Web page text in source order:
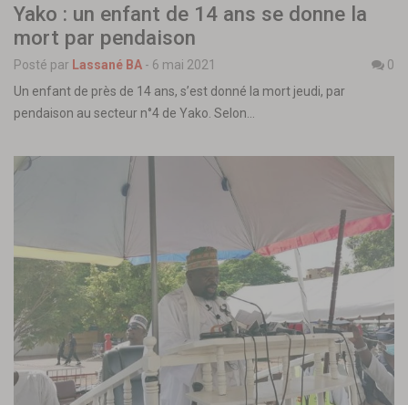
Yako : un enfant de 14 ans se donne la
mort par pendaison
Posté par Lassané BA - 6 mai 2021
0
Un enfant de près de 14 ans, s’est donné la mort jeudi, par
pendaison au secteur n°4 de Yako. Selon…